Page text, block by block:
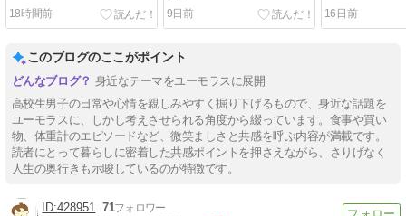
18時間前
9日前
16日前
このブログのここがポイント
身近なテーマをユーモラスに展開
高校生男子の日常や心情を親しみやすく掘り下げるもので、身近な話題を
ユーモラスに、しかし考えさせられる角度から綴っています。食事や買い
物、体重計のエピソードなど、微笑ましさと共感を呼ぶ内容が満載です。
読者にとって暮らしに密着した共感ポイントを押さえながら、さりげなく
人生の奥行きも示唆しているのが特徴です。
428951 71